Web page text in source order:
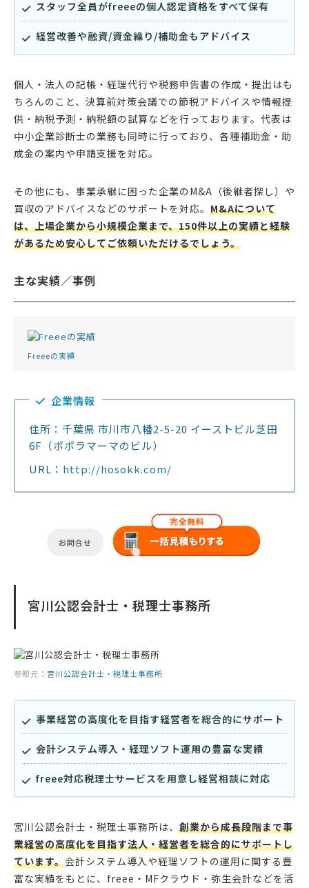
スタッフ全員がfreeeの個人認定資格をすべて保有
経営改善や融資/資金繰り/補助金もアドバイス
個人・法人の記帳・経理代行や税務申告書の作成・提出はも
ちろんのこと、決算前対策会議での節税アドバイスや情報提
供・納税予測・納税額の試算などを行っております。代表は
中小企業診断士の業務も同時に行っており、各種補助金・助
成金の案内や申請支援を対応。
その他にも、事業承継に困った企業のM&A（後継者探し）や
買収のアドバイスなどのサポートを対応。 M&Aについて
は、上場企業から小規模企業まで、150件以上の実績と経験
があるため安心してご依頼いただけるでしょう。
主な実績／事例
Freeeの実績
企業情報
住所：千葉県 市川市八幡2-5-20 イーストビル芝田
6F（ポポラマーマのビル）
URL： http://hosokk.com/
お問合せ
宮川公認会計士・税理士事務所
参照元： 宮川公認会計士・税理士事務所
事業経営の高度化を目指す経営者を総合的にサポート
会計システム導入・経理ソフト運用の豊富な実績
freee対応税理士サービスを用意し経営相談に対応
宮川公認会計士・税理士事務所は、 創業から成長段階まで事
業経営の高度化を目指す法人・経営者を総合的にサポートし
ています。会計システム導入や経理ソフトの運用に関する豊
富な実績をもとに、freee・MFクラウド・弥生会計などを活